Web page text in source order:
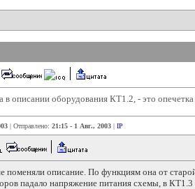
описании оборудования КТ1.2, - это опечетка
| Отправлено: 21:15 - 1 Авг., 2003 | IP
поменяли описание. По функциям она от
падало напряжение питания схемы, в КТ1.3